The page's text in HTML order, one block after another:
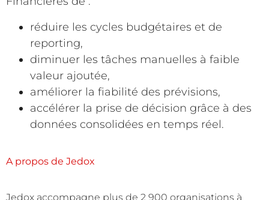
réduire les cycles budgétaires et de
reporting,
diminuer les tâches manuelles à faible
valeur ajoutée,
améliorer la fiabilité des prévisions,
accélérer la prise de décision grâce à des
données consolidées en temps réel.
A propos de Jedox
Jedox accompagne plus de 2 900 organisations à